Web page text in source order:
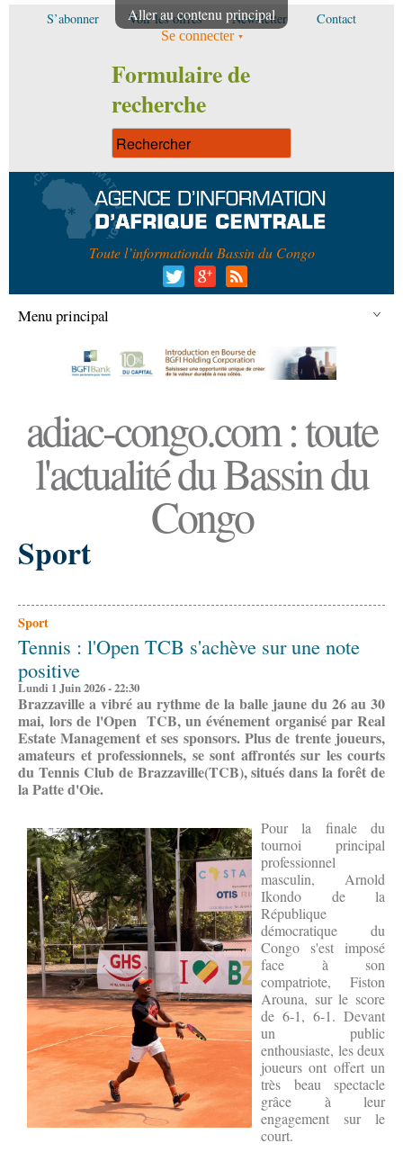
Aller au contenu principal
S’abonner Voir les offres Newsletter Contact
Se connecter
Formulaire de
recherche
Toute l’informationdu Bassin du Congo
Menu principal
adiac-congo.com : toute
l'actualité du Bassin du
Congo
Sport
Sport
Tennis : l'Open TCB s'achève sur une note
positive
Lundi 1 Juin 2026 - 22:30
Brazzaville a vibré au rythme de la balle jaune du 26 au 30
mai, lors de l'Open TCB, un événement organisé par Real
Estate Management et ses sponsors. Plus de trente joueurs,
amateurs et professionnels, se sont affrontés sur les courts
du Tennis Club de Brazzaville(TCB), situés dans la forêt de
la Patte d'Oie.
Pour la finale du
tournoi principal
professionnel
masculin, Arnold
Ikondo de la
République
démocratique du
Congo s'est imposé
face à son
compatriote, Fiston
Arouna, sur le score
de 6-1, 6-1. Devant
un public
enthousiaste, les deux
joueurs ont offert un
très beau spectacle
grâce à leur
engagement sur le
court.